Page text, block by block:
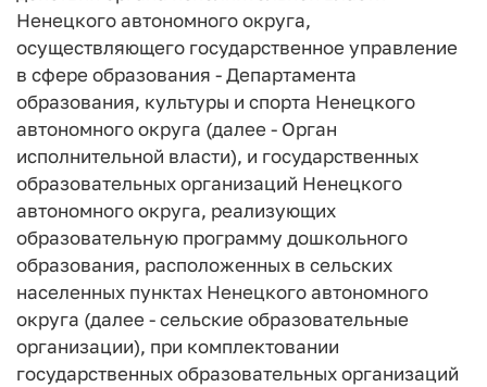
Ненецкого автономного округа,
осуществляющего государственное управление
в сфере образования - Департамента
образования, культуры и спорта Ненецкого
автономного округа (далее - Орган
исполнительной власти), и государственных
образовательных организаций Ненецкого
автономного округа, реализующих
образовательную программу дошкольного
образования, расположенных в сельских
населенных пунктах Ненецкого автономного
округа (далее - сельские образовательные
организации), при комплектовании
государственных образовательных организаций